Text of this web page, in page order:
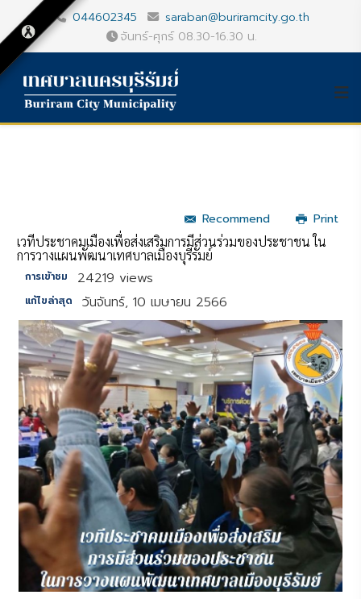
044602345
saraban@buriramcity.go.th
จันทร์-ศุกร์ 08.30-16.30 น.
Recommend
Print
เวทีประชาคมเมืองเพื่อส่งเสริมการมีส่วนร่วมของประชาชน ใน
การวางแผนพัฒนาเทศบาลเมืองบุรีรัมย์
การเข้าชม 24219 views
แก้ไขล่าสุด วันจันทร์, 10 เมษายน 2566